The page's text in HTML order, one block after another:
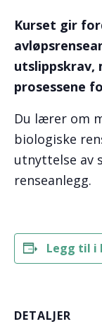
Kurset gir
utslippskrav,
prosessene
Du lærer om
biologiske
utnyttelse av
renseanlegg.
Legg til i
DETALJER